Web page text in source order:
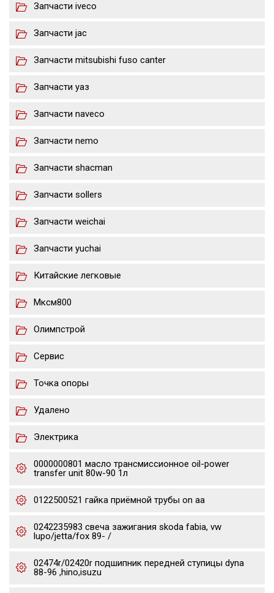
Запчасти iveco
Запчасти jac
Запчасти mitsubishi fuso canter
Запчасти уаз
Запчасти naveco
Запчасти nemo
Запчасти shacman
Запчасти sollers
Запчасти weichai
Запчасти yuchai
Китайские легковые
Мксм800
Олимпстрой
Сервис
Точка опоры
Удалено
Электрика
0000000801 масло трансмиссионное oil-power
transfer unit 80w-90 1л
0122500521 гайка приёмной трубы on aa
0242235983 свеча зажигания skoda fabia, vw
lupo/jetta/fox 89- /
02474r/02420r подшипник передней ступицы dyna
88-96 ,hino,isuzu